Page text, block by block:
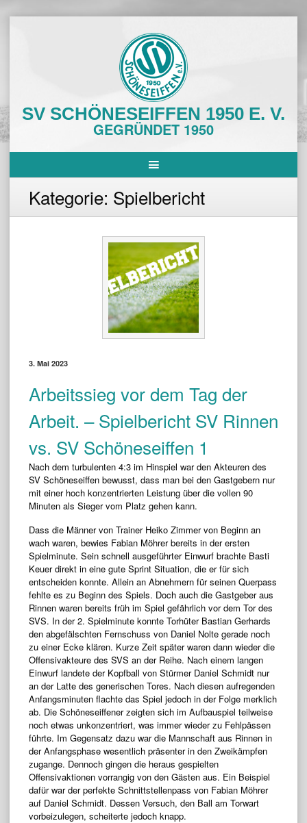
SV SCHÖNESEIFFEN 1950 E. V.
GEGRÜNDET 1950
Kategorie: Spielbericht
3. Mai 2023
Arbeitssieg vor dem Tag der
Arbeit. – Spielbericht SV Rinnen
vs. SV Schöneseiffen 1
Nach dem turbulenten 4:3 im Hinspiel war den Akteuren des
SV Schöneseiffen bewusst, dass man bei den Gastgebern nur
mit einer hoch konzentrierten Leistung über die vollen 90
Minuten als Sieger vom Platz gehen kann.
Dass die Männer von Trainer Heiko Zimmer von Beginn an
wach waren, bewies Fabian Möhrer bereits in der ersten
Spielminute. Sein schnell ausgeführter Einwurf brachte Basti
Keuer direkt in eine gute Sprint Situation, die er für sich
entscheiden konnte. Allein an Abnehmern für seinen Querpass
fehlte es zu Beginn des Spiels. Doch auch die Gastgeber aus
Rinnen waren bereits früh im Spiel gefährlich vor dem Tor des
SVS. In der 2. Spielminute konnte Torhüter Bastian Gerhards
den abgefälschten Fernschuss von Daniel Nolte gerade noch
zu einer Ecke klären. Kurze Zeit später waren dann wieder die
Offensivakteure des SVS an der Reihe. Nach einem langen
Einwurf landete der Kopfball von Stürmer Daniel Schmidt nur
an der Latte des generischen Tores. Nach diesen aufregenden
Anfangsminuten flachte das Spiel jedoch in der Folge merklich
ab. Die Schöneseiffener zeigten sich im Aufbauspiel teilweise
noch etwas unkonzentriert, was immer wieder zu Fehlpässen
führte. Im Gegensatz dazu war die Mannschaft aus Rinnen in
der Anfangsphase wesentlich präsenter in den Zweikämpfen
zugange. Dennoch gingen die heraus gespielten
Offensivaktionen vorrangig von den Gästen aus. Ein Beispiel
dafür war der perfekte Schnittstellenpass von Fabian Möhrer
auf Daniel Schmidt. Dessen Versuch, den Ball am Torwart
vorbeizulegen, scheiterte jedoch knapp.